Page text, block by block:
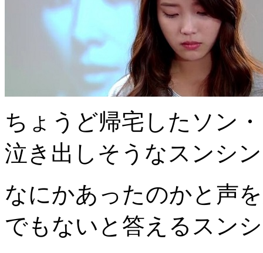
ちょうど帰宅したソン
泣き出しそうなスンシ
なにかあったのかと声
でもないと答えるスン